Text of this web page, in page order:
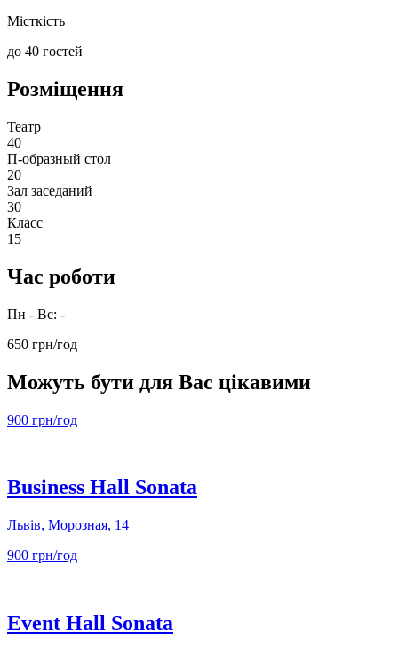
Місткість
до 40 гостей
Розміщення
Театр
40
П-образный стол
20
Зал заседаний
30
Класс
15
Час роботи
Пн - Вс: -
650 грн/год
Можуть бути для Вас цікавими
900 грн/год
Business Hall Sonata
Львів, Морозная, 14
900 грн/год
Event Hall Sonata